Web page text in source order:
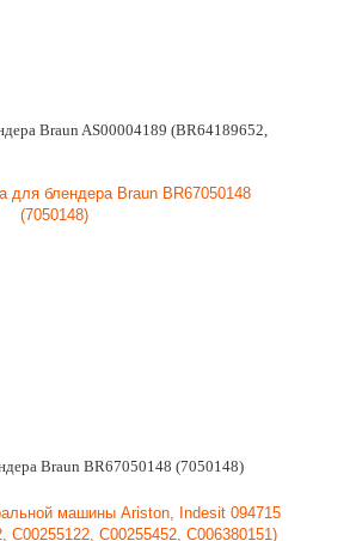
Braun AS00004189 (BR64189652,
Braun BR67050148 (7050148)